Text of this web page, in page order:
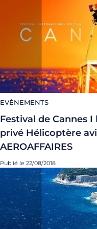
EVÈNEMENTS
Festival de Cannes
privé Hélicoptère
AEROAFFAIRES
Publié le 22/08/2018